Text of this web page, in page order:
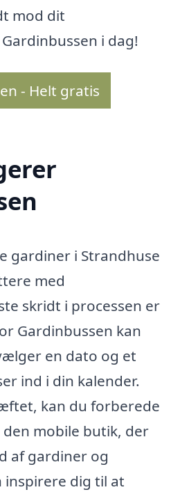
mod dit
i dag!
- Helt gratis
gardiner i Strandhuse
med
skridt i processen er
Gardinbussen kan
en dato og et
ind i din kalender.
kan du forberede
mobile butik, der
af gardiner og
inspirere dig til at